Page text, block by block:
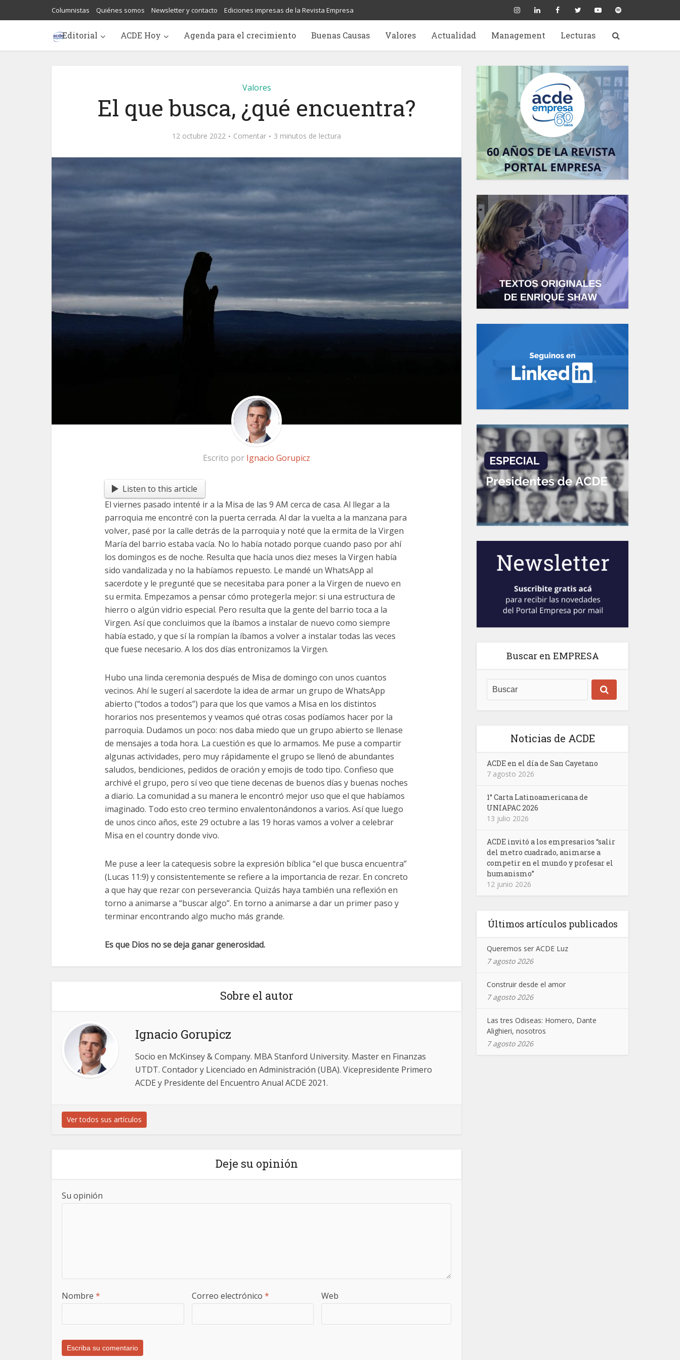
Columnistas Quiénes somos Newsletter y contacto Ediciones impresas de la Revista Empresa
Editorial ACDE Hoy Agenda para el crecimiento Buenas Causas Valores Actualidad Management Lecturas
Valores
El que busca, ¿qué encuentra?
12 octubre 2022 Comentar 3 minutos de lectura
Escrito por Ignacio Gorupicz
Listen to this article
El viernes pasado intenté ir a la Misa de las 9 AM cerca de casa. Al llegar a la
parroquia me encontré con la puerta cerrada. Al dar la vuelta a la manzana para
volver, pasé por la calle detrás de la parroquia y noté que la ermita de la Virgen
María del barrio estaba vacía. No lo había notado porque cuando paso por ahí
los domingos es de noche. Resulta que hacía unos diez meses la Virgen había
sido vandalizada y no la habíamos repuesto. Le mandé un WhatsApp al
sacerdote y le pregunté que se necesitaba para poner a la Virgen de nuevo en
su ermita. Empezamos a pensar cómo protegerla mejor: si una estructura de
hierro o algún vidrio especial. Pero resulta que la gente del barrio toca a la
Virgen. Así que concluimos que la íbamos a instalar de nuevo como siempre
había estado, y que sí la rompían la íbamos a volver a instalar todas las veces
que fuese necesario. A los dos días entronizamos la Virgen.
Hubo una linda ceremonia después de Misa de domingo con unos cuantos
vecinos. Ahí le sugerí al sacerdote la idea de armar un grupo de WhatsApp
abierto (“todos a todos”) para que los que vamos a Misa en los distintos
horarios nos presentemos y veamos qué otras cosas podíamos hacer por la
parroquia. Dudamos un poco: nos daba miedo que un grupo abierto se llenase
de mensajes a toda hora. La cuestión es que lo armamos. Me puse a compartir
algunas actividades, pero muy rápidamente el grupo se llenó de abundantes
saludos, bendiciones, pedidos de oración y emojis de todo tipo. Confieso que
archivé el grupo, pero sí veo que tiene decenas de buenos días y buenas noches
a diario. La comunidad a su manera le encontró mejor uso que el que habíamos
imaginado. Todo esto creo termino envalentonándonos a varios. Así que luego
de unos cinco años, este 29 octubre a las 19 horas vamos a volver a celebrar
Misa en el country donde vivo.
Me puse a leer la catequesis sobre la expresión bíblica “el que busca encuentra”
(Lucas 11:9) y consistentemente se refiere a la importancia de rezar. En concreto
a que hay que rezar con perseverancia. Quizás haya también una reflexión en
torno a animarse a “buscar algo”. En torno a animarse a dar un primer paso y
terminar encontrando algo mucho más grande.
Es que Dios no se deja ganar generosidad.
Sobre el autor
Ignacio Gorupicz
Socio en McKinsey & Company. MBA Stanford University. Master en Finanzas
UTDT. Contador y Licenciado en Administración (UBA). Vicepresidente Primero
ACDE y Presidente del Encuentro Anual ACDE 2021.
Ver todos sus artículos
Deje su opinión
Su opinión
Nombre * Correo electrónico * Web
Buscar en EMPRESA
Noticias de ACDE
ACDE en el día de San Cayetano
7 agosto 2026
1° Carta Latinoamericana de
UNIAPAC 2026
13 julio 2026
ACDE invitó a los empresarios “salir
del metro cuadrado, animarse a
competir en el mundo y profesar el
humanismo”
12 junio 2026
Últimos artículos publicados
Queremos ser ACDE Luz
7 agosto 2026
Construir desde el amor
7 agosto 2026
Las tres Odiseas: Homero, Dante
Alighieri, nosotros
7 agosto 2026